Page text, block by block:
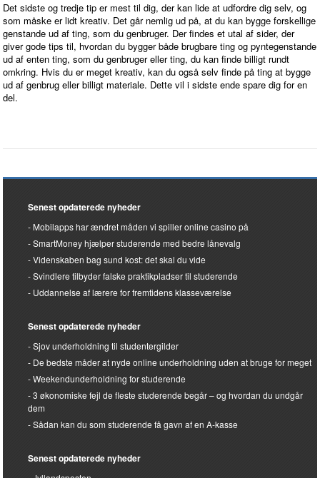
Det sidste og tredje tip er mest til dig, der kan lide at udfordre dig selv, og
som måske er lidt kreativ. Det går nemlig ud på, at du kan bygge forskellige
genstande ud af ting, som du genbruger. Der findes et utal af sider, der
giver gode tips til, hvordan du bygger både brugbare ting og pyntegenstande
ud af enten ting, som du genbruger eller ting, du kan finde billigt rundt
omkring. Hvis du er meget kreativ, kan du også selv finde på ting at bygge
ud af genbrug eller billigt materiale. Dette vil i sidste ende spare dig for en
del.
Senest opdaterede nyheder
Mobilapps har ændret måden vi spiller online casino på
SmartMoney hjælper studerende med bedre lånevalg
Videnskaben bag sund kost: det skal du vide
Svindlere tilbyder falske praktikpladser til studerende
Uddannelse af lærere for fremtidens klasseværelse
Senest opdaterede nyheder
Sjov underholdning til studentergilder
De bedste måder at nyde online underholdning uden at bruge for meget
Weekendunderholdning for studerende
3 økonomiske fejl de fleste studerende begår – og hvordan du undgår
dem
Sådan kan du som studerende få gavn af en A-kasse
Senest opdaterede nyheder